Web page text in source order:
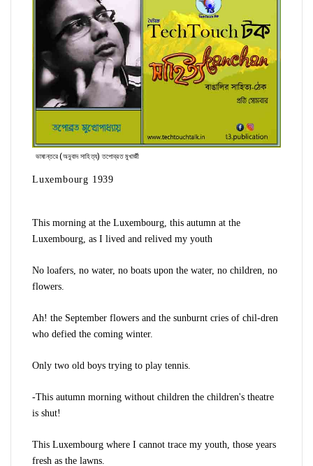
ভাষান্তরে (অনুবাদ সাহিত্য) তপোব্রত মুখার্জী
Luxembourg 1939
This morning at the Luxembourg, this autumn at the
Luxembourg, as I lived and relived my youth
No loafers, no water, no boats upon the water, no children, no
flowers.
Ah! the September flowers and the sunburnt cries of chil-dren
who defied the coming winter.
Only two old boys trying to play tennis.
-This autumn morning without children the children's theatre
is shut!
This Luxembourg where I cannot trace my youth, those years
fresh as the lawns.